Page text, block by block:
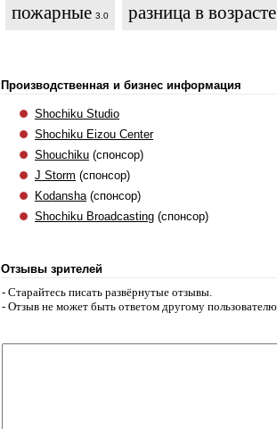
пожарные 3.0 разница в возрасте
Производственная и бизнес информация
Shochiku Studio
Shochiku Eizou Center
Shouchiku (спонсор)
J Storm (спонсор)
Kodansha(спонсор)
Shochiku Broadcasting (спонсор)
Отзывы зрителей
- Старайтесь писать развёрнутые отзывы.
- Отзыв не может быть ответом другому